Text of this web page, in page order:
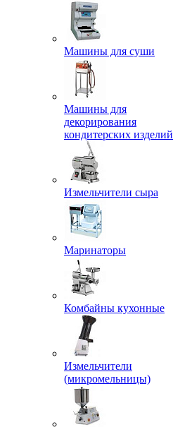
Машины для суши
Машины для
декорирования
кондитерских изделий
Измельчители сыра
Маринаторы
Комбайны кухонные
Измельчители
(микромельницы)